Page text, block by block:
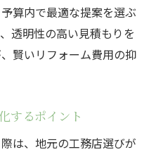
算内で最適な提案を選ぶ
透明性の高い見積もりを
賢いリフォーム費用の抑
するポイント
は、地元の工務店選びが